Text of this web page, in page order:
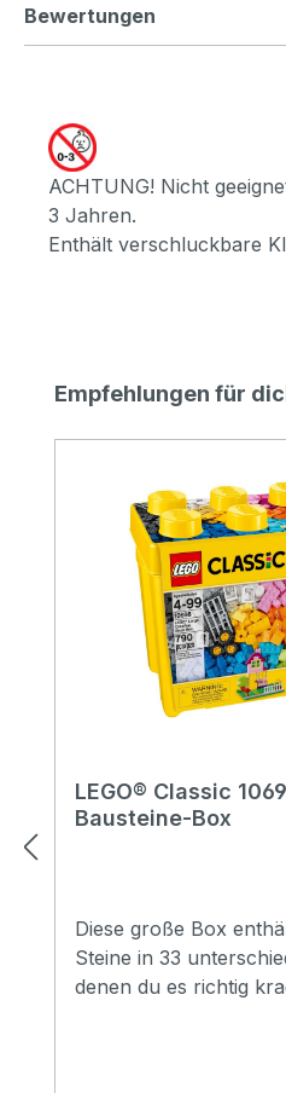
Bewertungen
ACHTUNG! Nicht
3 Jahren.
Enthält verschluckbare
Produktgalerie
Empfehlungen für
LEGO® Classic
Bausteine-Box
Diese große Box
Steine in 33
denen du es richtig